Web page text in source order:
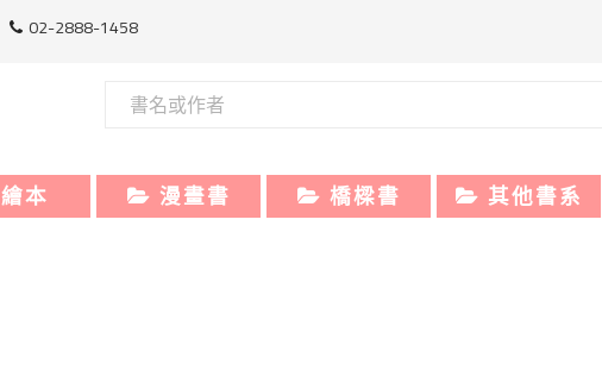
02-2888-1458
繪本 漫畫書 橋樑書 其他書系